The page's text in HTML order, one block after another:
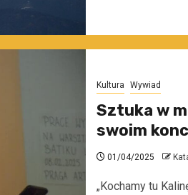
Kultura Wywiad
Sztuka w
swoim
01/04/2025
„Kochamy tu